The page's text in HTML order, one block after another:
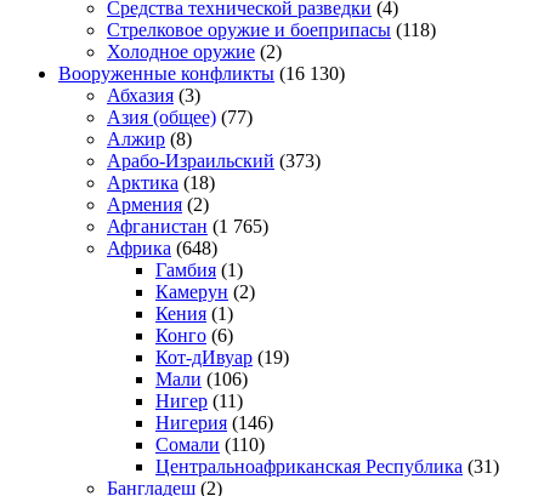
Средства технической разведки (4)
Стрелковое оружие и боеприпасы (118)
Холодное оружие (2)
Вооруженные конфликты (16 130)
Абхазия (3)
Азия (общее) (77)
Алжир (8)
Арабо-Израильский (373)
Арктика (18)
Армения (2)
Афганистан (1 765)
Африка (648)
Гамбия (1)
Камерун (2)
Кения (1)
Конго (6)
Кот-дИвуар (19)
Мали (106)
Нигер (11)
Нигерия (146)
Сомали (110)
Центральноафриканская Республика (31)
Бангладеш (2)